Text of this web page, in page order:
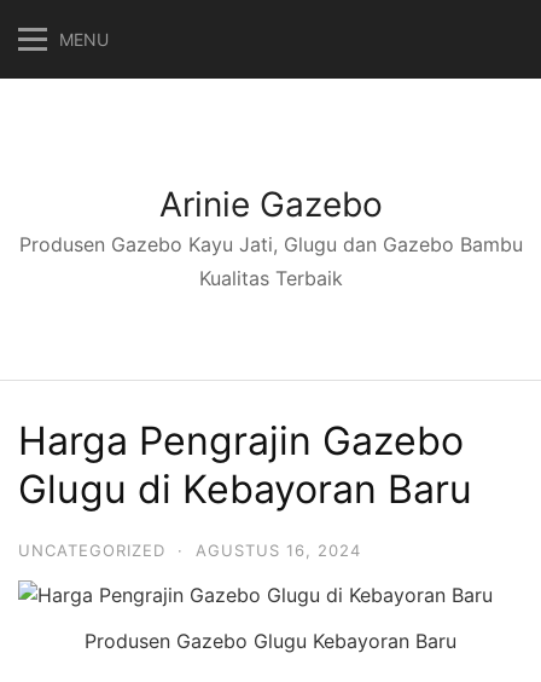
ke
konten
MENU
Arinie Gazebo
Produsen Gazebo Kayu Jati, Glugu dan Gazebo Bambu
Kualitas Terbaik
Harga Pengrajin Gazebo
Glugu di Kebayoran Baru
UNCATEGORIZED · AGUSTUS 16, 2024
Produsen Gazebo Glugu Kebayoran Baru